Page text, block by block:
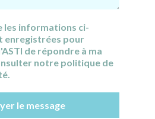
les informations ci-
enregistrées pour
de répondre à ma
notre politique de
le message